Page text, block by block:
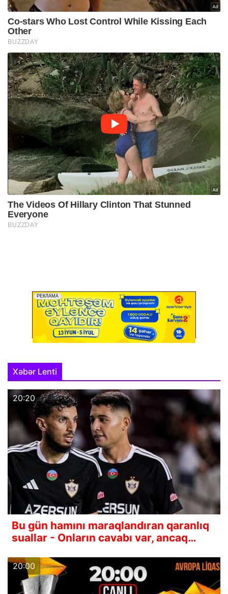
Xəbər Lenti
20:20
Bu gün hamını maraqlandıran qaranlıq
suallar - Onların cavabı var, ancaq…
20:00